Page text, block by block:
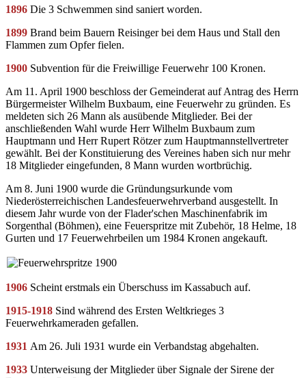
1896 Die 3 Schwemmen sind saniert worden.
1899 Brand beim Bauern Reisinger bei dem Haus und Stall den
Flammen zum Opfer fielen.
1900 Subvention für die Freiwillige Feuerwehr 100 Kronen.
Am 11. April 1900 beschloss der Gemeinderat auf Antrag des Herrn
Bürgermeister Wilhelm Buxbaum, eine Feuerwehr zu gründen. Es
meldeten sich 26 Mann als ausübende Mitglieder. Bei der
anschließenden Wahl wurde Herr Wilhelm Buxbaum zum
Hauptmann und Herr Rupert Rötzer zum Hauptmannstellvertreter
gewählt. Bei der Konstituierung des Vereines haben sich nur mehr
18 Mitglieder eingefunden, 8 Mann wurden wortbrüchig.
Am 8. Juni 1900 wurde die Gründungsurkunde vom
Niederösterreichischen Landesfeuerwehrverband ausgestellt. In
diesem Jahr wurde von der Flader'schen Maschinenfabrik im
Sorgenthal (Böhmen), eine Feuerspritze mit Zubehör, 18 Helme, 18
Gurten und 17 Feuerwehrbeilen um 1984 Kronen angekauft.
1906 Scheint erstmals ein Überschuss im Kassabuch auf.
1915-1918 Sind während des Ersten Weltkrieges 3
Feuerwehrkameraden gefallen.
1931 Am 26. Juli 1931 wurde ein Verbandstag abgehalten.
1933 Unterweisung der Mitglieder über Signale der Sirene der